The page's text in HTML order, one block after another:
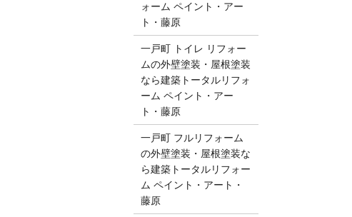
ォーム ペイント・アー
ト・藤原
一戸町 トイレ リフォー
ムの外壁塗装・屋根塗装
なら建築トータルリフォ
ーム ペイント・アー
ト・藤原
一戸町 フルリフォーム
の外壁塗装・屋根塗装な
ら建築トータルリフォー
ム ペイント・アート・
藤原